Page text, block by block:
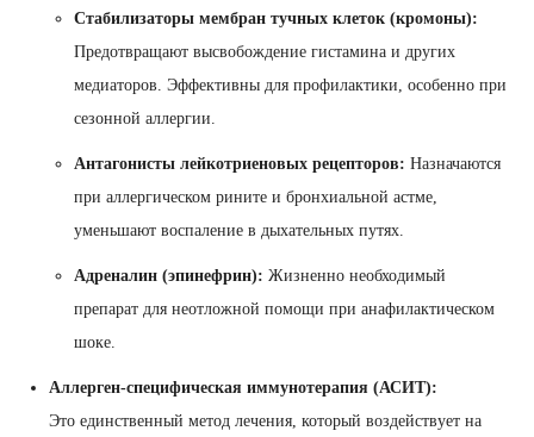
Стабилизаторы мембран тучных клеток (кромоны):
Предотвращают высвобождение гистамина и других
медиаторов. Эффективны для профилактики, особенно при
сезонной аллергии.
Антагонисты лейкотриеновых рецепторов: Назначаются
при аллергическом рините и бронхиальной астме,
уменьшают воспаление в дыхательных путях.
Адреналин (эпинефрин): Жизненно необходимый
препарат для неотложной помощи при анафилактическом
шоке.
Аллерген-специфическая иммунотерапия (АСИТ):
Это единственный метод лечения, который воздействует на